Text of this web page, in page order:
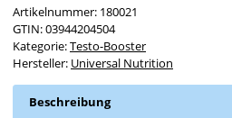
Artikelnummer: 180021
GTIN:03944204504
Kategorie:Testo-Booster
Hersteller: Universal Nutrition
Beschreibung